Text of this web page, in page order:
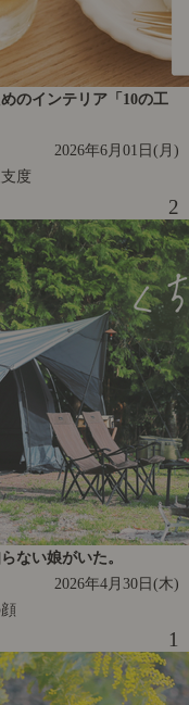
のインテリア「10の工
2026年6月01日(月)
度
2
ない娘がいた。
2026年4月30日(木)
1